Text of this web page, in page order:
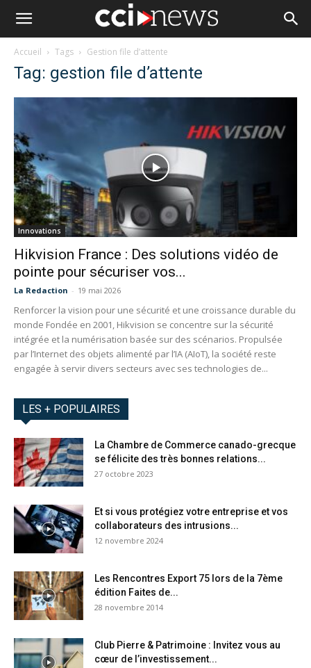
Accueil Tags Gestion file d’attente
Tag: gestion file d’attente
Innovations
Hikvision France : Des solutions vidéo de
pointe pour sécuriser vos...
La Redaction - 19 mai 2026
Renforcer la vision pour une sécurité et une croissance durable du
monde Fondée en 2001, Hikvision se concentre sur la sécurité
intégrée et la numérisation basée sur des scénarios. Propulsée
par l’Internet des objets alimenté par l’IA (AIoT), la société reste
engagée à servir divers secteurs avec ses technologies de...
LES + POPULAIRES
La Chambre de Commerce canado-grecque
se félicite des très bonnes relations...
27 octobre 2023
Et si vous protégiez votre entreprise et vos
collaborateurs des intrusions...
12 novembre 2024
Les Rencontres Export 75 lors de la 7ème
édition Faites de...
28 novembre 2014
Club Pierre & Patrimoine : Invitez vous au
cœur de l’investissement...